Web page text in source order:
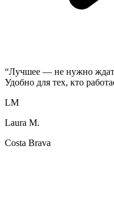
“Лучшее — не нужно
Удобно для тех, кто
LM
Laura M.
Costa Brava